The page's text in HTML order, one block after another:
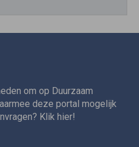
om op Duurzaam
deze portal mogelijk
Klik hier!